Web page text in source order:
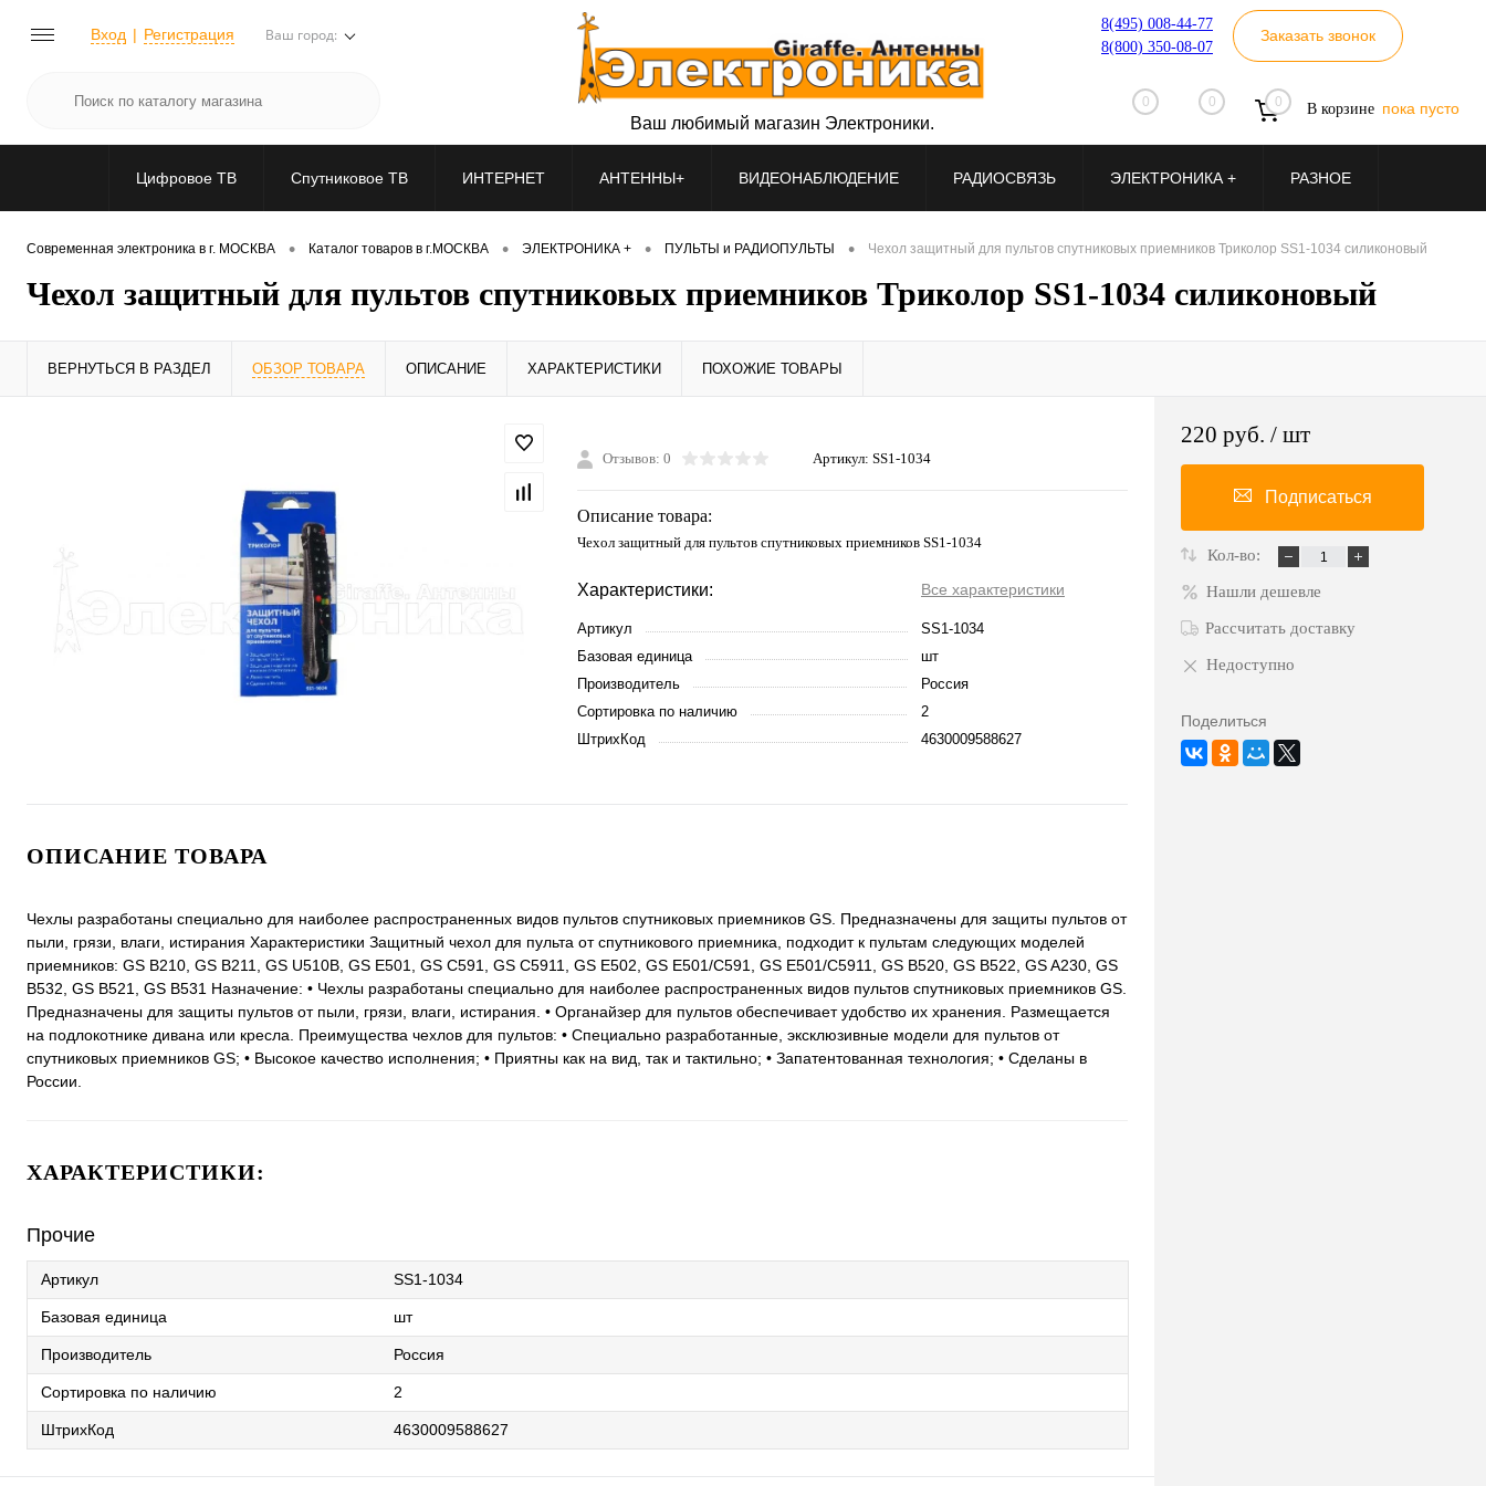
Вход Регистрация Ваш город:
8(495) 008-44-77
8(800) 350-08-07
Заказать звонок
0 0 0 В корзине пока пусто
Ваш любимый магазин Электроники.
Цифровое ТВ Спутниковое ТВ ИНТЕРНЕТ АНТЕННЫ+ ВИДЕОНАБЛЮДЕНИЕ РАДИОСВЯЗЬ ЭЛЕКТРОНИКА + РАЗНОЕ
Современная электроника в г. МОСКВА • Каталог товаров в г.МОСКВА • ЭЛЕКТРОНИКА + • ПУЛЬТЫ и РАДИОПУЛЬТЫ • Чехол защитный для пультов спутниковых приемников Триколор SS1-1034 силиконовый
Чехол защитный для пультов спутниковых приемников Триколор SS1-1034 силиконовый
ВЕРНУТЬСЯ В РАЗДЕЛ ОБЗОР ТОВАРА ОПИСАНИЕ ХАРАКТЕРИСТИКИ ПОХОЖИЕ ТОВАРЫ
Отзывов: 0 Артикул: SS1-1034
Описание товара:
Чехол защитный для пультов спутниковых приемников SS1-1034
Характеристики: Все характеристики
Артикул
SS1-1034
Базовая единица
шт
Производитель
Россия
Сортировка по наличию
2
ШтрихКод
4630009588627
ОПИСАНИЕ ТОВАРА
Чехлы разработаны специально для наиболее распространенных видов пультов спутниковых приемников GS. Предназначены для защиты пультов от
пыли, грязи, влаги, истирания Характеристики Защитный чехол для пульта от спутникового приемника, подходит к пультам следующих моделей
приемников: GS B210, GS B211, GS U510B, GS E501, GS С591, GS С5911, GS Е502, GS E501/C591, GS E501/C5911, GS B520, GS B522, GS A230, GS
B532, GS B521, GS B531 Назначение: • Чехлы разработаны специально для наиболее распространенных видов пультов спутниковых приемников GS.
Предназначены для защиты пультов от пыли, грязи, влаги, истирания. • Органайзер для пультов обеспечивает удобство их хранения. Размещается
на подлокотнике дивана или кресла. Преимущества чехлов для пультов: • Специально разработанные, эксклюзивные модели для пультов от
спутниковых приемников GS; • Высокое качество исполнения; • Приятны как на вид, так и тактильно; • Запатентованная технология; • Сделаны в
России.
ХАРАКТЕРИСТИКИ:
Прочие
Артикул SS1-1034
Базовая единица шт
Производитель Россия
Сортировка по наличию 2
ШтрихКод 4630009588627
220 руб. / шт
Подписаться
Кол-во:
Нашли дешевле
Рассчитать доставку
Недоступно
Поделиться